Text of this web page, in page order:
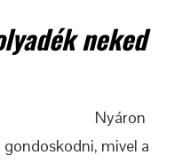
neked
Nyáron
mivel a